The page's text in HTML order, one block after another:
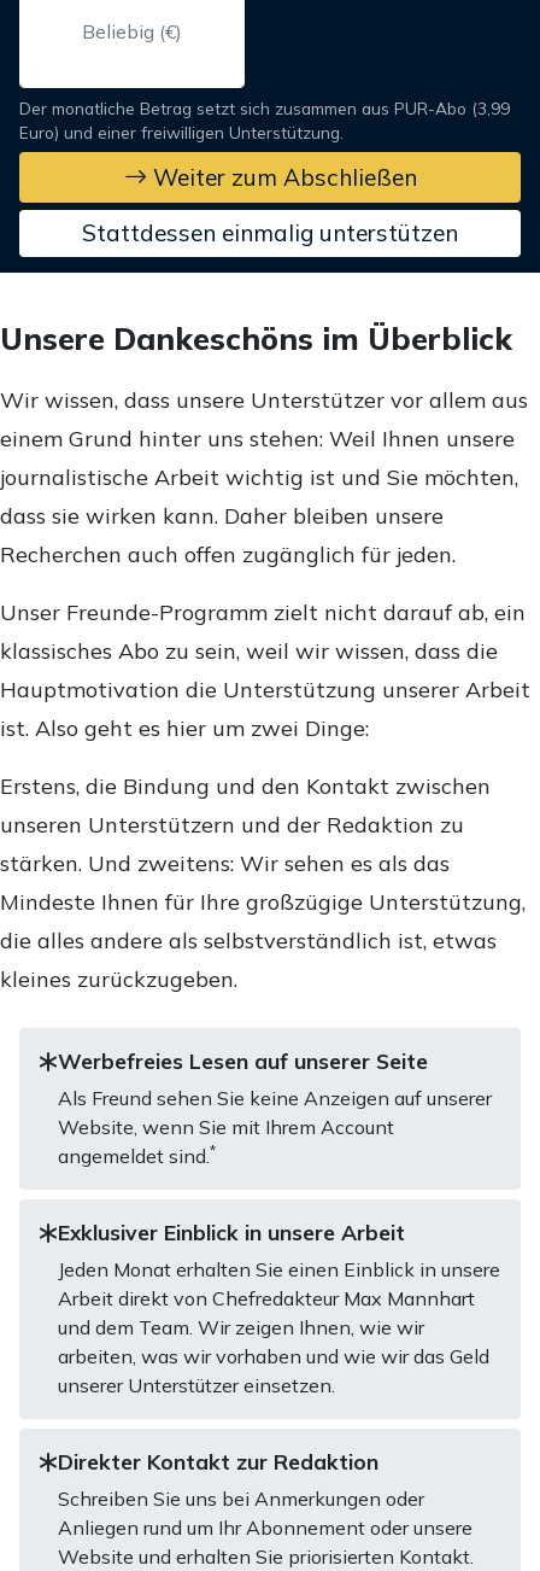
Der monatliche Betrag setzt sich zusammen aus PUR-Abo (3,99
Euro) und einer freiwilligen Unterstützung.
Weiter zum Abschließen
Stattdessen einmalig unterstützen
Unsere Dankeschöns im Überblick
Wir wissen, dass unsere Unterstützer vor allem aus
einem Grund hinter uns stehen: Weil Ihnen unsere
journalistische Arbeit wichtig ist und Sie möchten,
dass sie wirken kann. Daher bleiben unsere
Recherchen auch offen zugänglich für jeden.
Unser Freunde-Programm zielt nicht darauf ab, ein
klassisches Abo zu sein, weil wir wissen, dass die
Hauptmotivation die Unterstützung unserer Arbeit
ist. Also geht es hier um zwei Dinge:
Erstens, die Bindung und den Kontakt zwischen
unseren Unterstützern und der Redaktion zu
stärken. Und zweitens: Wir sehen es als das
Mindeste Ihnen für Ihre großzügige Unterstützung,
die alles andere als selbstverständlich ist, etwas
kleines zurückzugeben.
Werbefreies Lesen auf unserer Seite
Als Freund sehen Sie keine Anzeigen auf unserer
Website, wenn Sie mit Ihrem Account
angemeldet sind.*
Exklusiver Einblick in unsere Arbeit
Jeden Monat erhalten Sie einen Einblick in unsere
Arbeit direkt von Chefredakteur Max Mannhart
und dem Team. Wir zeigen Ihnen, wie wir
arbeiten, was wir vorhaben und wie wir das Geld
unserer Unterstützer einsetzen.
Direkter Kontakt zur Redaktion
Schreiben Sie uns bei Anmerkungen oder
Anliegen rund um Ihr Abonnement oder unsere
Website und erhalten Sie priorisierten Kontakt.